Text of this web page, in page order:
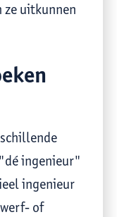
uitkunnen
ingenieur"
ingenieur
of